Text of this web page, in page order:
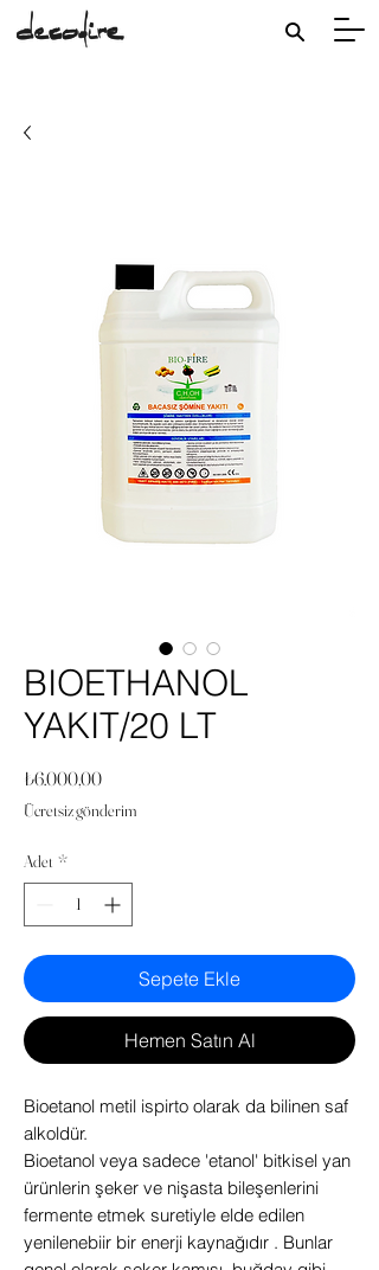
BIOETHANOL
YAKIT/20 LT
₺6.000,00Fiyat
Ücretsiz gönderim
Adet *
Sepete Ekle
Hemen Satın Al
Bioetanol metil ispirto olarak da bilinen saf
alkoldür.
Bioetanol veya sadece 'etanol' bitkisel yan
ürünlerin şeker ve nişasta bileşenlerini
fermente etmek suretiyle elde edilen
yenilenebiir bir enerji kaynağıdır . Bunlar